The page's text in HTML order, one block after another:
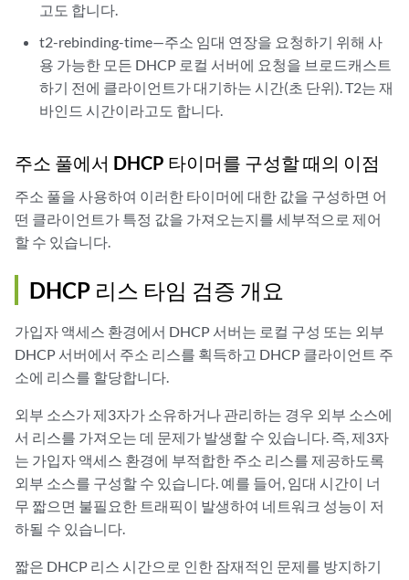
고도 합니다.
t2-rebinding-time—주소 임대 연장을 요청하기 위해 사
용 가능한 모든 DHCP 로컬 서버에 요청을 브로드캐스트
하기 전에 클라이언트가 대기하는 시간(초 단위). T2는 재
바인드 시간이라고도 합니다.
주소 풀에서 DHCP 타이머를 구성할 때의 이점
주소 풀을 사용하여 이러한 타이머에 대한 값을 구성하면 어
떤 클라이언트가 특정 값을 가져오는지를 세부적으로 제어
할 수 있습니다.
DHCP 리스 타임 검증 개요
가입자 액세스 환경에서 DHCP 서버는 로컬 구성 또는 외부
DHCP 서버에서 주소 리스를 획득하고 DHCP 클라이언트 주
소에 리스를 할당합니다.
외부 소스가 제3자가 소유하거나 관리하는 경우 외부 소스에
서 리스를 가져오는 데 문제가 발생할 수 있습니다. 즉, 제3자
는 가입자 액세스 환경에 부적합한 주소 리스를 제공하도록
외부 소스를 구성할 수 있습니다. 예를 들어, 임대 시간이 너
무 짧으면 불필요한 트래픽이 발생하여 네트워크 성능이 저
하될 수 있습니다.
짧은 DHCP 리스 시간으로 인한 잠재적인 문제를 방지하기